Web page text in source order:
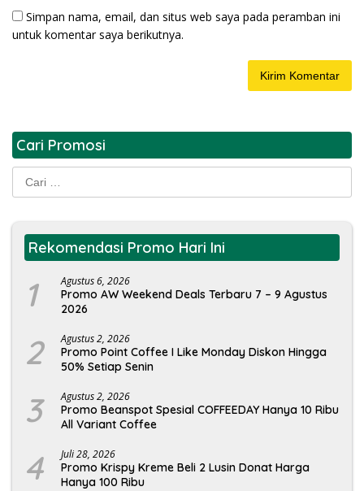
Simpan nama, email, dan situs web saya pada peramban ini
untuk komentar saya berikutnya.
Cari Promosi
Cari
untuk:
Rekomendasi Promo Hari Ini
1 Agustus 6, 2026
Promo AW Weekend Deals Terbaru 7 – 9 Agustus
2026
2 Agustus 2, 2026
Promo Point Coffee I Like Monday Diskon Hingga
50% Setiap Senin
3 Agustus 2, 2026
Promo Beanspot Spesial COFFEEDAY Hanya 10 Ribu
All Variant Coffee
4 Juli 28, 2026
Promo Krispy Kreme Beli 2 Lusin Donat Harga
Hanya 100 Ribu